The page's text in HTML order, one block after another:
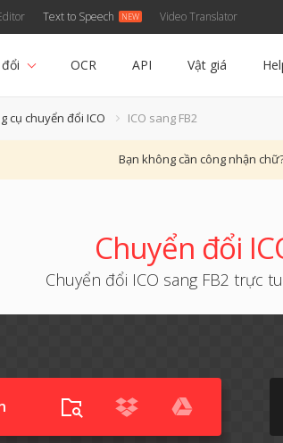
Text to Speech Video Translator
OCR API Vật giá
cụ chuyển đổi ICO ICO sang FB2
Bạn không cần công nhận
Chuyển đổi
Chuyển đổi ICO sang FB2 trực